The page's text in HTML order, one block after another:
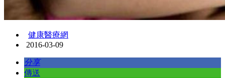
健康醫療網
2016-03-09
分享
傳送